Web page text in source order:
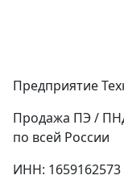
Предприятие
Продажа ПЭ /
по всей России
ИНН: 1659162573